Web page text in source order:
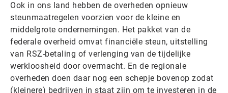
Ook in ons land hebben de overheden opnieuw
steunmaatregelen voorzien voor de kleine en
middelgrote ondernemingen. Het pakket van de
federale overheid omvat financiële steun, uitstelling
van RSZ-betaling of verlenging van de tijdelijke
werkloosheid door overmacht. En de regionale
overheden doen daar nog een schepje bovenop zodat
(kleinere) bedrijven in staat zijn om te investeren in de